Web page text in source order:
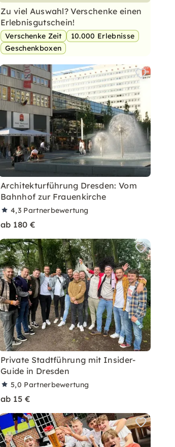
Zu viel Auswahl? Verschenke einen
Erlebnisgutschein!
Verschenke Zeit
10.000 Erlebnisse
Geschenkboxen
Architekturführung Dresden: Vom
Bahnhof zur Frauenkirche
4,3 Partnerbewertung
ab 180 €
Private Stadtführung mit Insider-
Guide in Dresden
5,0 Partnerbewertung
ab 15 €